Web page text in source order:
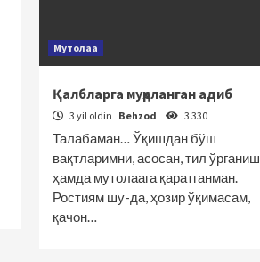
Мутолаа
Қалбларга муҳрланган адиб
3 yil oldin Behzod 3 330
Талабаман… Ўқишдан бўш
вақтларимни, асосан, тил ўрганиш
ҳамда мутолаага қаратганман.
Ростиям шу-да, ҳозир ўқимасам,
қачон…